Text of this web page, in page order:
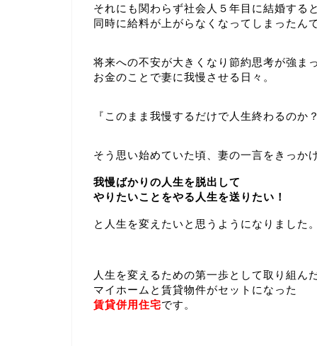
それにも関わらず社会人５年目に結婚すると
同時に給料が上がらなくなってしまったんで
将来への不安が大きくなり節約思考が強まっ
お金のことで妻に我慢させる日々。
『このまま我慢するだけで人生終わるのか？
そう思い始めていた頃、妻の一言をきっか
我慢ばかりの人生を脱出して
やりたいことをやる人生を送りたい！
と人生を変えたいと思うようになりました。
人生を変えるための第一歩として取り組ん
マイホームと賃貸物件がセットになった
賃貸併用住宅です。